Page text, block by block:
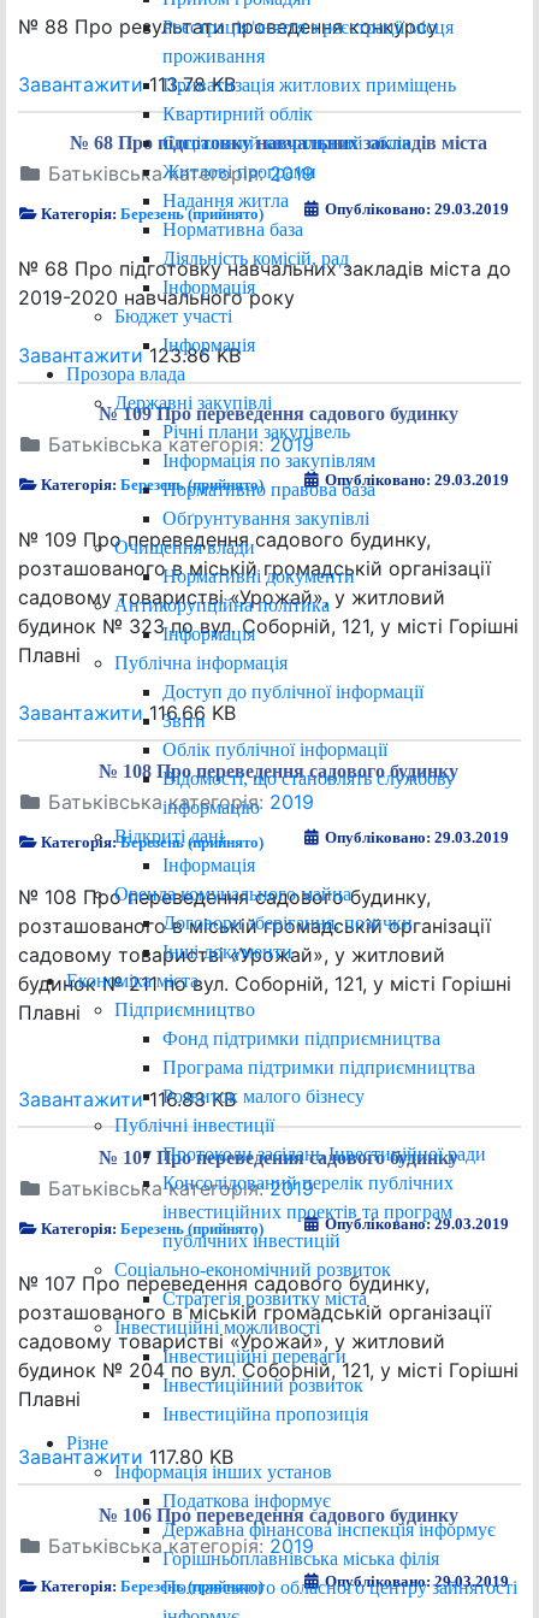
Реєстрація/зняття з реєстрації місця
проживання
Приватизація житлових приміщень
Квартирний облік
Соціальний квартирний облік
Житлові програми
Надання житла
Нормативна база
Діяльність комісій, рад
Інформація
Бюджет участі
Інформація
Прозора влада
Державні закупівлі
Річні плани закупівель
Інформація по закупівлям
Нормативно правова база
Обґрунтування закупівлі
Очищення влади
Нормативні документи
Антикорупційна політика
Інформація
Публічна інформація
Доступ до публічної інформації
Звіти
Облік публічної інформації
Відомості, що становлять службову
інформацію
Відкриті дані
Інформація
Оренда комунального майна
Договори зберігання, позички
Інші документи
Економіка міста
Підприємництво
Фонд підтримки підприємництва
Програма підтримки підприємництва
Розвиток малого бізнесу
Публічні інвестиції
Протоколи засідань Інвестиційної ради
Консолідований перелік публічних
інвестиційних проектів та програм
публічних інвестицій
Соціально-економічний розвиток
Стратегія розвитку міста
Інвестиційні можливості
Інвестиційні переваги
Інвестиційний розвиток
Інвестиційна пропозиція
Різне
Інформація інших установ
Податкова інформує
Державна фінансова інспекція інформує
Горішньоплавнівська міська філія
Полтавського обласного центру зайнятості
№ 88 Про результати проведення конкурсу
Завантажити113.78 KB
№ 68 Про підготовку навчальних закладів міста
Батьківська категорія:2019
Категорія:Березень (прийнято) Опубліковано: 29.03.2019
№ 68 Про підготовку навчальних закладів міста до
2019-2020 навчального року
Завантажити123.86 KB
№ 109 Про переведення садового будинку
Батьківська категорія:2019
Категорія:Березень (прийнято) Опубліковано: 29.03.2019
№ 109 Про переведення садового будинку,
розташованого в міській громадській організації
садовому товаристві «Урожай», у житловий
будинок № 323 по вул. Соборній, 121, у місті Горішні
Плавні
Завантажити116.66 KB
№ 108 Про переведення садового будинку
Батьківська категорія: 2019
Категорія:Березень (прийнято) Опубліковано: 29.03.2019
№ 108 Про переведення садового будинку,
розташованого в міській громадській організації
садовому товаристві «Урожай», у житловий
будинок № 211 по вул. Соборній, 121, у місті Горішні
Плавні
Завантажити116.83 KB
№ 107 Про переведення садового будинку
Батьківська категорія:2019
Категорія:Березень (прийнято) Опубліковано: 29.03.2019
№ 107 Про переведення садового будинку,
розташованого в міській громадській організації
садовому товаристві «Урожай», у житловий
будинок № 204 по вул. Соборній, 121, у місті Горішні
Плавні
Завантажити 117.80 KB
№ 106 Про переведення садового будинку
Батьківська категорія: 2019
Категорія:Березень (прийнято) Опубліковано: 29.03.2019